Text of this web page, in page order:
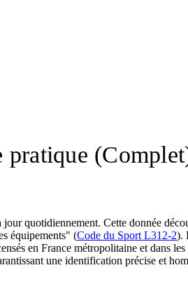
pratique
jour quotidiennement. Cette donnée
équipements" (Code du Sport L312-2).
en France métropolitaine et dans
une identification précise et